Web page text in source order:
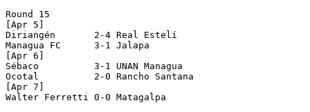
Round 15
[Apr 5]
Diriangén       2-4 Real Estelí
Managua FC      3-1 Jalapa
[Apr 6]
Sébaco          3-1 UNAN Managua
Ocotal          2-0 Rancho Santana
[Apr 7]
Walter Ferretti 0-0 Matagalpa